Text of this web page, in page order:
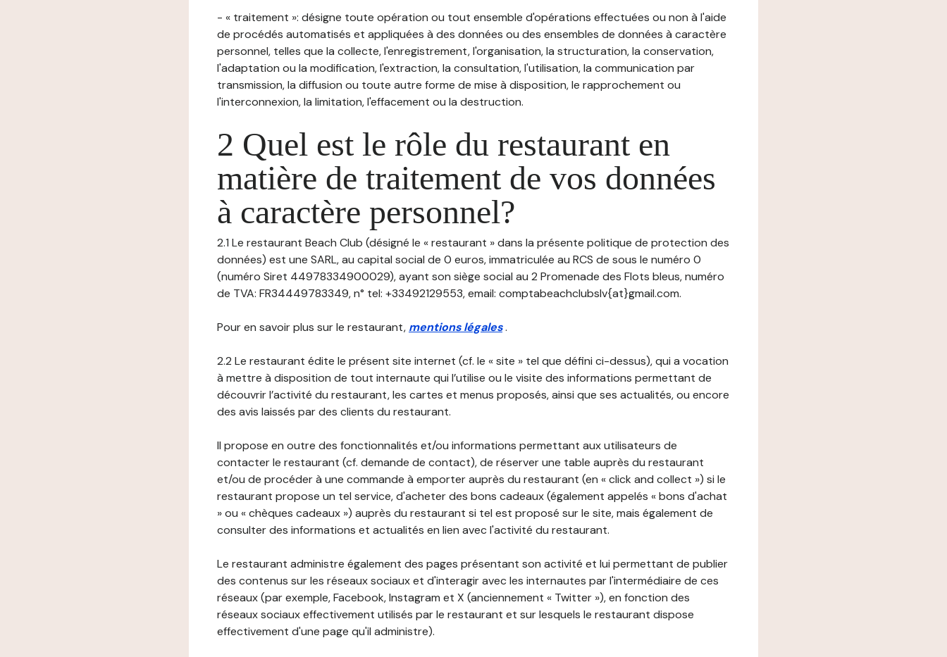
- « traitement »: désigne toute opération ou tout ensemble d'opérations effectuées ou non à l'aide
de procédés automatisés et appliquées à des données ou des ensembles de données à caractère
personnel, telles que la collecte, l'enregistrement, l'organisation, la structuration, la conservation,
l'adaptation ou la modification, l'extraction, la consultation, l'utilisation, la communication par
transmission, la diffusion ou toute autre forme de mise à disposition, le rapprochement ou
l'interconnexion, la limitation, l'effacement ou la destruction.
2 Quel est le rôle du restaurant en
matière de traitement de vos données
à caractère personnel?
2.1 Le restaurant Beach Club (désigné le « restaurant » dans la présente politique de protection des
données) est une SARL, au capital social de 0 euros, immatriculée au RCS de sous le numéro 0
(numéro Siret 44978334900029), ayant son siège social au 2 Promenade des Flots bleus, numéro
de TVA: FR34449783349, n° tel: +33492129553, email: comptabeachclubslv{at}gmail.com.
Pour en savoir plus sur le restaurant, mentions légales.
2.2 Le restaurant édite le présent site internet (cf. le « site » tel que défini ci-dessus), qui a vocation
à mettre à disposition de tout internaute qui l’utilise ou le visite des informations permettant de
découvrir l’activité du restaurant, les cartes et menus proposés, ainsi que ses actualités, ou encore
des avis laissés par des clients du restaurant.
Il propose en outre des fonctionnalités et/ou informations permettant aux utilisateurs de
contacter le restaurant (cf. demande de contact), de réserver une table auprès du restaurant
et/ou de procéder à une commande à emporter auprès du restaurant (en « click and collect ») si le
restaurant propose un tel service, d'acheter des bons cadeaux (également appelés « bons d'achat
» ou « chèques cadeaux ») auprès du restaurant si tel est proposé sur le site, mais également de
consulter des informations et actualités en lien avec l'activité du restaurant.
Le restaurant administre également des pages présentant son activité et lui permettant de publier
des contenus sur les réseaux sociaux et d'interagir avec les internautes par l'intermédiaire de ces
réseaux (par exemple, Facebook, Instagram et X (anciennement « Twitter »), en fonction des
réseaux sociaux effectivement utilisés par le restaurant et sur lesquels le restaurant dispose
effectivement d'une page qu'il administre).